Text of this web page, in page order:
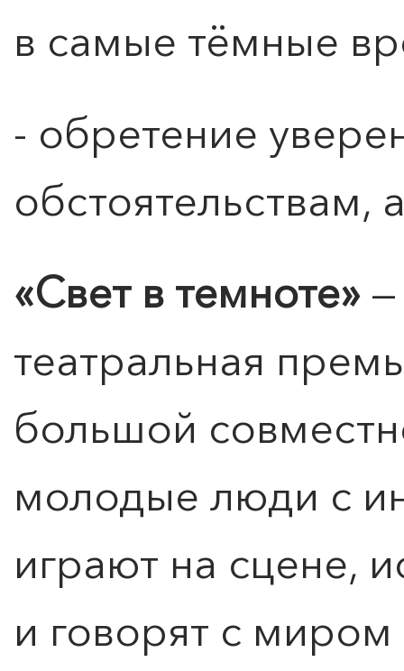
ПОИСК ПО МЕРОПРИЯТИЯМ
в самые тёмные
- обретение
обстоятельствам,
«Свет в темноте»
театральная
большой
молодые люди с
играют на сцене,
и говорят с